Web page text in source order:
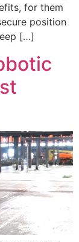
for them
position
[…]